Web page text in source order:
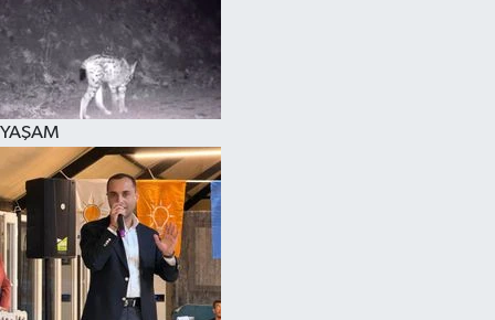
YAŞAM
SPOR
TEKNOLOJİ
YAŞAM